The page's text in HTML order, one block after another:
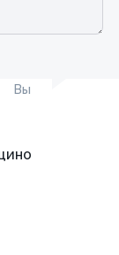
Вы